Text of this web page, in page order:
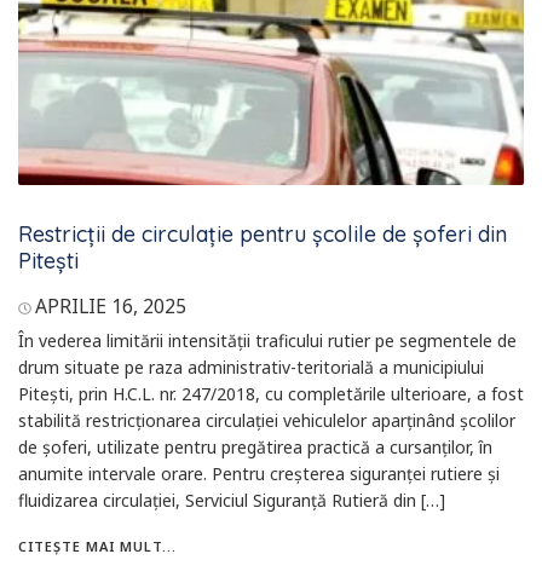
Restricții de circulație pentru școlile de șoferi din
Pitești
APRILIE 16, 2025
În vederea limitării intensității traficului rutier pe segmentele de
drum situate pe raza administrativ-teritorială a municipiului
Pitești, prin H.C.L. nr. 247/2018, cu completările ulterioare, a fost
stabilită restricționarea circulației vehiculelor aparținând școlilor
de șoferi, utilizate pentru pregătirea practică a cursanților, în
anumite intervale orare. Pentru creșterea siguranței rutiere și
fluidizarea circulației, Serviciul Siguranță Rutieră din […]
CITEȘTE MAI MULT...